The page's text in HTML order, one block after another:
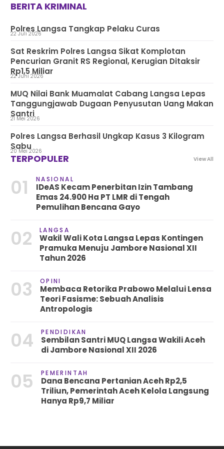
BERITA KRIMINAL
Polres Langsa Tangkap Pelaku Curas
22 Juli 2026
Sat Reskrim Polres Langsa Sikat Komplotan
Pencurian Granit RS Regional, Kerugian Ditaksir
Rp1,5 Miliar
22 Juni 2026
MUQ Nilai Bank Muamalat Cabang Langsa Lepas
Tanggungjawab Dugaan Penyusutan Uang Makan
Santri
21 Mei 2026
Polres Langsa Berhasil Ungkap Kasus 3 Kilogram
Sabu20 Mei 2026
TERPOPULER View All
01 NASIONAL
IDeAS Kecam Penerbitan Izin Tambang
Emas 24.900 Ha PT LMR di Tengah
Pemulihan Bencana Gayo
02 LANGSA
Wakil Wali Kota Langsa Lepas Kontingen
Pramuka Menuju Jambore Nasional XII
Tahun 2026
03 OPINI
Membaca Retorika Prabowo Melalui Lensa
Teori Fasisme: Sebuah Analisis
Antropologis
04 PENDIDIKAN
Sembilan Santri MUQ Langsa Wakili Aceh
di Jambore Nasional XII 2026
05 PEMERINTAH
Dana Bencana Pertanian Aceh Rp2,5
Triliun, Pemerintah Aceh Kelola Langsung
Hanya Rp9,7 Miliar